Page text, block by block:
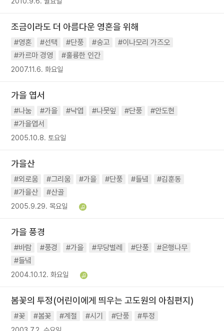
조금이라도 더 아름다운 영혼을 위해
#영혼 #선택 #단풍 #숭고
#이나모리 가즈오
#카르마 경영
#훌륭한 인간
2007.11.6. 화요일
가을 엽서
#나눔 #가을 #낙엽 #나뭇잎 #단풍
#안도현
#가을엽서
2005.10.8. 토요일
가을산
#외로움 #그리움 #가을 #단풍 #들녘
#김훈동
#가을산
#산골
2005.9.29. 목요일
가을 풍경
#바람 #풍경 #가을 #무당벌레 #단풍
#은행나무
#들녘
2004.10.12. 화요일
봄꽃의 투정(어린이에게 띄우는 고도원의 아침편지)
#꽃 #봄꽃 #계절 #시기 #단풍 #투정